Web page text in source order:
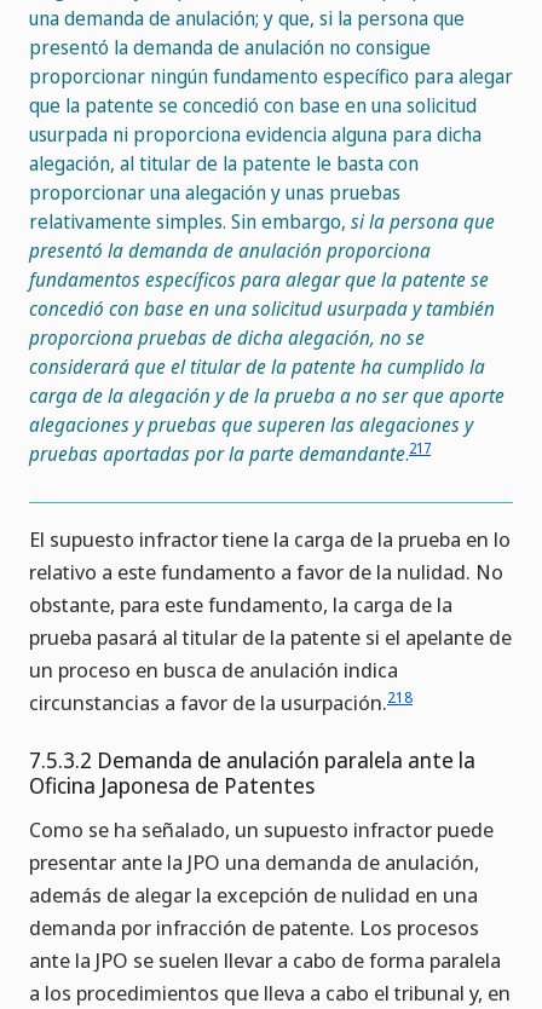
una demanda de anulación; y que, si la persona que
presentó la demanda de anulación no consigue
proporcionar ningún fundamento específico para alegar
que la patente se concedió con base en una solicitud
usurpada ni proporciona evidencia alguna para dicha
alegación, al titular de la patente le basta con
proporcionar una alegación y unas pruebas
relativamente simples. Sin embargo, si la persona que
presentó la demanda de anulación proporciona
fundamentos específicos para alegar que la patente se
concedió con base en una solicitud usurpada y también
proporciona pruebas de dicha alegación, no se
considerará que el titular de la patente ha cumplido la
carga de la alegación y de la prueba a no ser que aporte
alegaciones y pruebas que superen las alegaciones y
pruebas aportadas por la parte demandante.217
El supuesto infractor tiene la carga de la prueba en lo
relativo a este fundamento a favor de la nulidad. No
obstante, para este fundamento, la carga de la
prueba pasará al titular de la patente si el apelante de
un proceso en busca de anulación indica
circunstancias a favor de la usurpación.218
7.5.3.2 Demanda de anulación paralela ante la
Oficina Japonesa de Patentes
Como se ha señalado, un supuesto infractor puede
presentar ante la JPO una demanda de anulación,
además de alegar la excepción de nulidad en una
demanda por infracción de patente. Los procesos
ante la JPO se suelen llevar a cabo de forma paralela
a los procedimientos que lleva a cabo el tribunal y, en